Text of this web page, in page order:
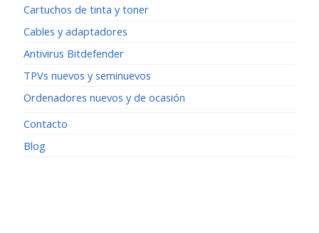
Cartuchos de tinta y toner
Cables y adaptadores
Antivirus Bitdefender
TPVs nuevos y seminuevos
Ordenadores nuevos y de ocasión
Contacto
Blog